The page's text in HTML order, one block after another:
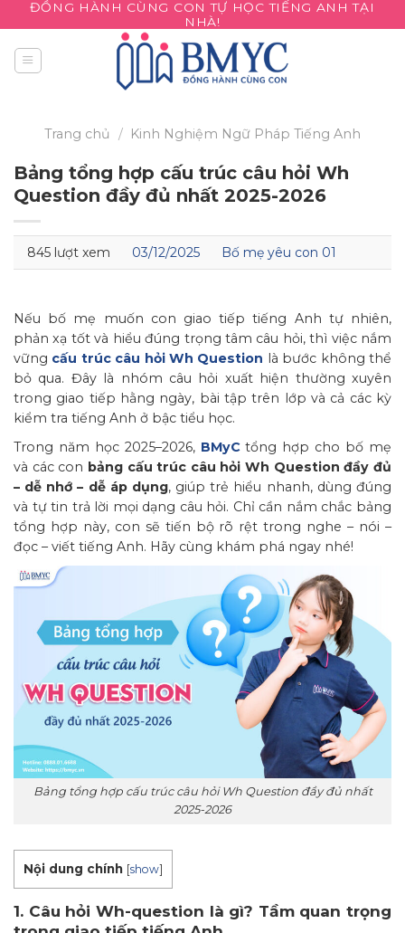
to
content
ĐỒNG HÀNH CÙNG CON TỰ HỌC TIẾNG ANH TẠI
NHÀ!
Trang chủ / Kinh Nghiệm Ngữ Pháp Tiếng Anh
Bảng tổng hợp cấu trúc câu hỏi Wh
Question đầy đủ nhất 2025-2026
845 lượt xem 03/12/2025 Bố mẹ yêu con 01
Nếu bố mẹ muốn con giao tiếp tiếng Anh tự nhiên,
phản xạ tốt và hiểu đúng trọng tâm câu hỏi, thì việc nắm
vững cấu trúc câu hỏi Wh Question là bước không thể
bỏ qua. Đây là nhóm câu hỏi xuất hiện thường xuyên
trong giao tiếp hằng ngày, bài tập trên lớp và cả các kỳ
kiểm tra tiếng Anh ở bậc tiểu học.
Trong năm học 2025–2026, BMyCtổng hợp cho bố mẹ
và các con bảng cấu trúc câu hỏi Wh Question đầy đủ
– dễ nhớ – dễ áp dụng, giúp trẻ hiểu nhanh, dùng đúng
và tự tin trả lời mọi dạng câu hỏi. Chỉ cần nắm chắc bảng
tổng hợp này, con sẽ tiến bộ rõ rệt trong nghe – nói –
đọc – viết tiếng Anh. Hãy cùng khám phá ngay nhé!
Bảng tổng hợp cấu trúc câu hỏi Wh Question đầy đủ nhất
2025-2026
Nội dung chính [show]
1. Câu hỏi Wh-question là gì? Tầm quan trọng